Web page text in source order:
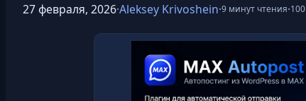
27 февраля, 2026·Aleksey Krivoshein·9 минут чтения·